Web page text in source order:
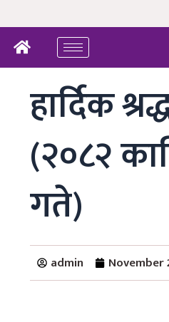
to
content
हार्दिक
(२०८२
गते)
admin November